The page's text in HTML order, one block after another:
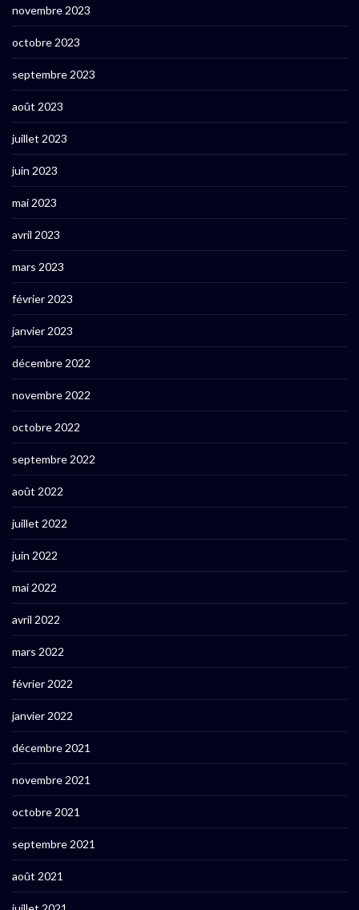
novembre 2023
octobre 2023
septembre 2023
août 2023
juillet 2023
juin 2023
mai 2023
avril 2023
mars 2023
février 2023
janvier 2023
décembre 2022
novembre 2022
octobre 2022
septembre 2022
août 2022
juillet 2022
juin 2022
mai 2022
avril 2022
mars 2022
février 2022
janvier 2022
décembre 2021
novembre 2021
octobre 2021
septembre 2021
août 2021